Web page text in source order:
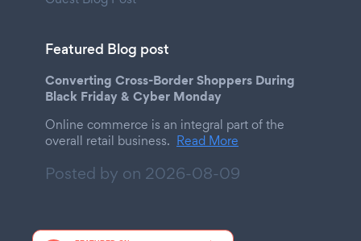
Featured Blog post
Converting Cross-Border Shoppers During
Black Friday & Cyber Monday
Online commerce is an integral part of the
overall retail business. Read More
Posted by on 2026-08-09